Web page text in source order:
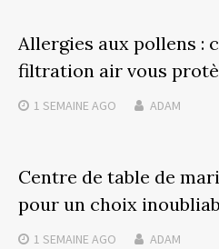
Allergies aux pollens :
filtration air vous
1 SEMAINE AGO ADAM
Centre de table de
pour un choix
1 SEMAINE AGO ADAM